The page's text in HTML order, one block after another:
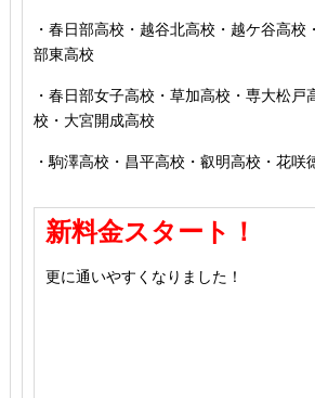
・春日部高校・越谷北高校・越ケ谷高校
部東高校
・春日部女子高校・草加高校 ・専大松戸
校 ・大宮開成高校
・駒澤高校・昌平高校・叡明高校・花
新料金スタート！
更に通いやすくなりました！